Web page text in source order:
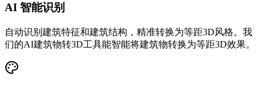
AI 智能识别
自动识别建筑特征和建筑结构，精准转换为等距3D风格。我
们的AI建筑物转3D工具能智能将建筑物转换为等距3D效果。